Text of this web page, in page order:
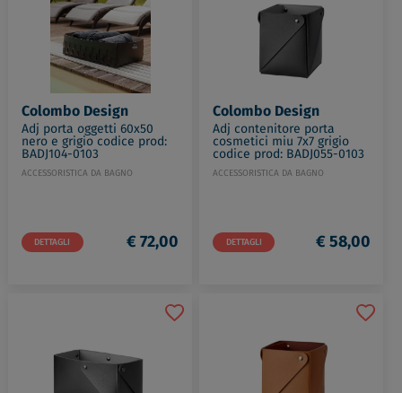
Colombo Design
Adj porta oggetti 60x50
nero e grigio codice prod:
BADJ104-0103
ACCESSORISTICA DA BAGNO
DETTAGLI € 72,00
Colombo Design
Adj contenitore porta
cosmetici miu 7x7 grigio
codice prod: BADJ055-0103
ACCESSORISTICA DA BAGNO
DETTAGLI € 58,00